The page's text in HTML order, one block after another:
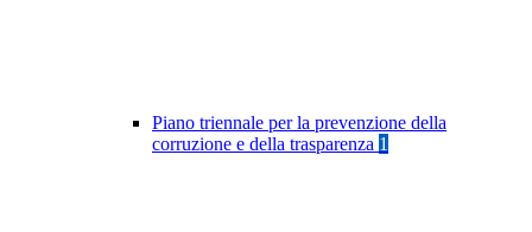
Piano triennale per la prevenzione della
corruzione e della trasparenza 1